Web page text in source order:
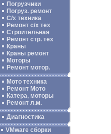
Погрузчики
Погруз. ремонт
С/х техника
Ремонт с/х тех
Строительная
Ремонт стр. тех
Краны
Краны ремонт
Моторы
Ремонт мотор.
Мото техника
Ремонт Мото
Катера, моторы
Ремонт л.м.
Диагностика
VMware сборки